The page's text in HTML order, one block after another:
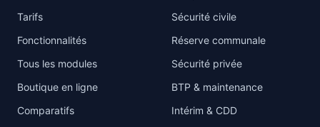
Tarifs
Fonctionnalités
Tous les modules
Boutique en ligne
Comparatifs
Sécurité civile
Réserve communale
Sécurité privée
BTP & maintenance
Intérim & CDD